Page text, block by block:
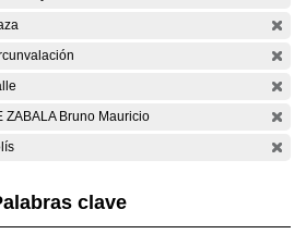
ZABALA Bruno Mauricio
clave